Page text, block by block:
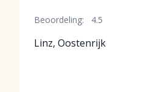
Beoordeling: 4.5
Linz, Oostenrijk